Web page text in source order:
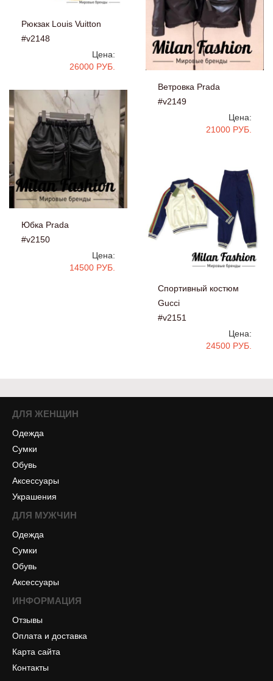
Рюкзак Louis Vuitton
#v2148
Цена:
26000 РУБ.
Ветровка Prada
#v2149
Цена:
21000 РУБ.
Юбка Prada
#v2150
Цена:
14500 РУБ.
Спортивный костюм
Gucci
#v2151
Цена:
24500 РУБ.
ДЛЯ ЖЕНЩИН
Одежда
Сумки
Обувь
Аксессуары
Украшения
ДЛЯ МУЖЧИН
Одежда
Сумки
Обувь
Аксессуары
ИНФОРМАЦИЯ
Отзывы
Оплата и доставка
Карта сайта
Контакты